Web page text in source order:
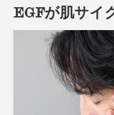
＜使い方＞
1．500円玉程度の量
顔全体に塗り広げる。
2．エッセンスが完
ンやクリームなどを重
※保存料は一切入っていない
発見から十数年間、
いた「EGF」が、日
EGFが肌サイ